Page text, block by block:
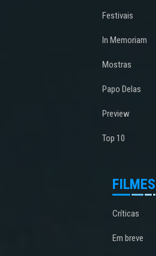
Festivais
In Memoriam
Mostras
Papo Delas
Preview
Top 10
FILMES
Críticas
Em breve